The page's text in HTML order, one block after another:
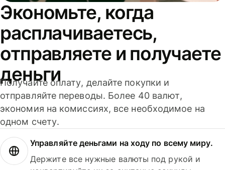
Экономьте, когда
расплачиваетесь,
отправляете и получаете
деньги
Получайте оплату, делайте покупки и
отправляйте переводы. Более 40 валют,
экономия на комиссиях, все необходимое на
одном счету.
Управляйте деньгами на ходу по всему миру.
Держите все нужные валюты под рукой и